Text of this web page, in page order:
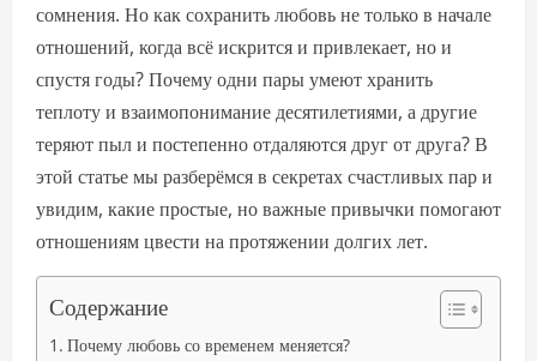
сомнения. Но как сохранить любовь не только в начале
отношений, когда всё искрится и привлекает, но и
спустя годы? Почему одни пары умеют хранить
теплоту и взаимопонимание десятилетиями, а другие
теряют пыл и постепенно отдаляются друг от друга? В
этой статье мы разберёмся в секретах счастливых пар и
увидим, какие простые, но важные привычки помогают
отношениям цвести на протяжении долгих лет.
Содержание
Почему любовь со временем меняется?